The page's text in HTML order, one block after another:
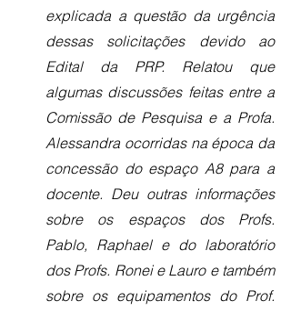
explicada a questão da urgência
dessas solicitações devido ao
Edital da PRP. Relatou que
algumas discussões feitas entre a
Comissão de Pesquisa e a Profa.
Alessandra ocorridas na época da
concessão do espaço A8 para a
docente. Deu outras informações
sobre os espaços dos Profs.
Pablo, Raphael e do laboratório
dos Profs. Ronei e Lauro e também
sobre os equipamentos do Prof.